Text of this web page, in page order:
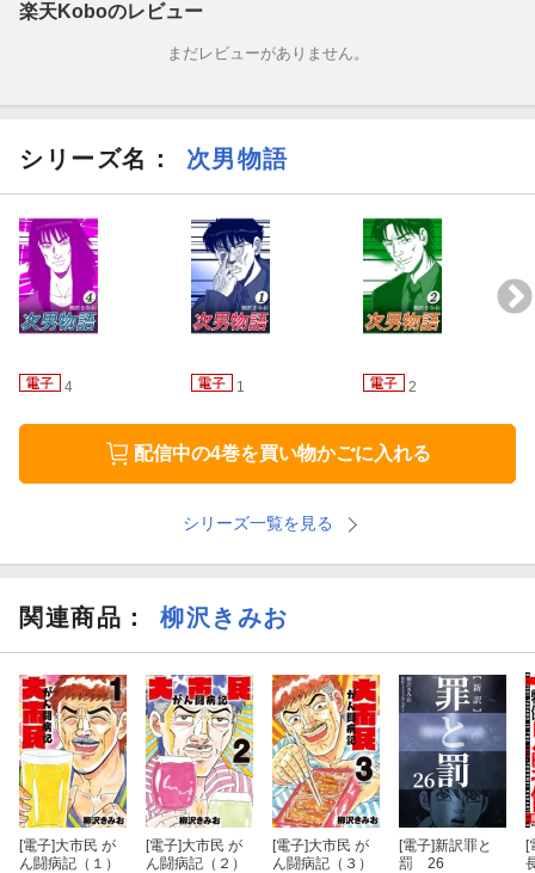
楽天Koboのレビュー
まだレビューがありません。
シリーズ名： 次男物語
4 1 2
配信中の4巻を買い物かごに入れる
シリーズ一覧を見る
関連商品 ： 柳沢きみお
[電子]大市民 が
ん闘病記（１）
[電子]大市民 が
ん闘病記（２）
[電子]大市民 が
ん闘病記（３）
[電子]新訳罪と
罰 26
[